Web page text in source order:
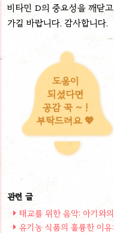
비타민 D의 중요성을 깨닫
가길 바랍니다. 감사합니다.
도움이
되셨다면
공감 꾹 ~ !
부탁드려요 💖
태교를 위한 음악: 아기와
유기농 식품의 훌륭한 이